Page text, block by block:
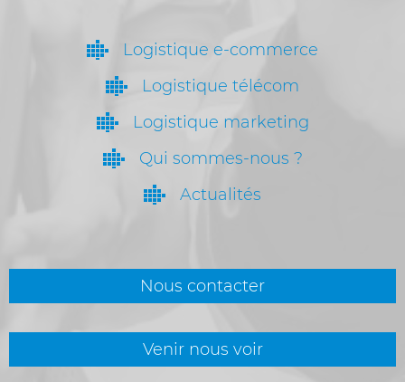
Logistique e-commerce
Logistique télécom
Logistique marketing
Qui sommes-nous ?
Actualités
Nous contacter
Venir nous voir